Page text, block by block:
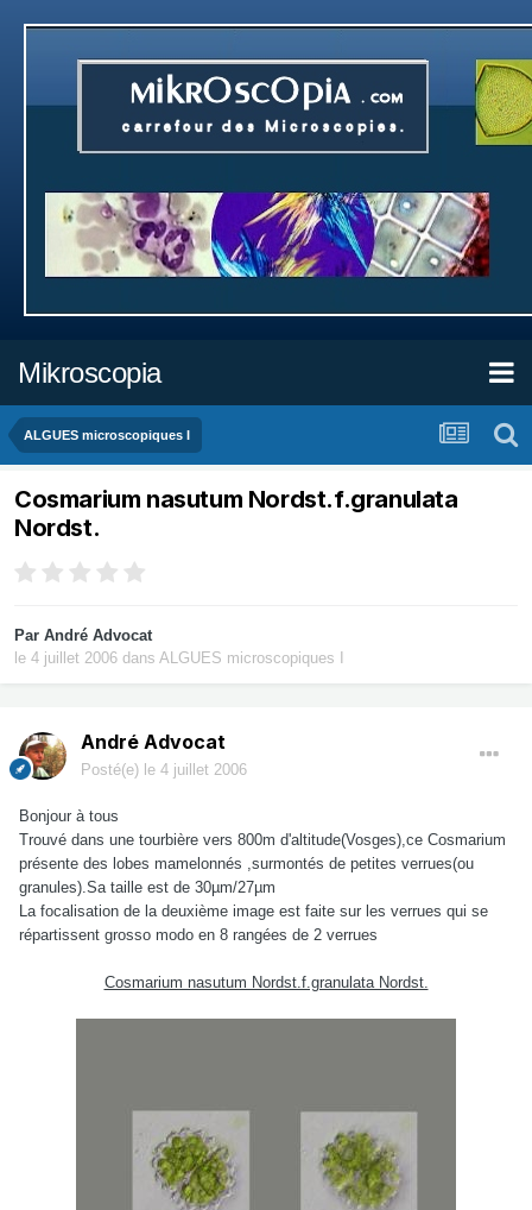
Mikroscopia
ALGUES microscopiques I
Cosmarium nasutum Nordst.f.granulata
Nordst.
Par André Advocat
le 4 juillet 2006 dans ALGUES microscopiques I
André Advocat
Posté(e) le 4 juillet 2006
Bonjour à tous
Trouvé dans une tourbière vers 800m d'altitude(Vosges),ce Cosmarium
présente des lobes mamelonnés ,surmontés de petites verrues(ou
granules).Sa taille est de 30µm/27µm
La focalisation de la deuxième image est faite sur les verrues qui se
répartissent grosso modo en 8 rangées de 2 verrues
Cosmarium nasutum Nordst.f.granulata Nordst.